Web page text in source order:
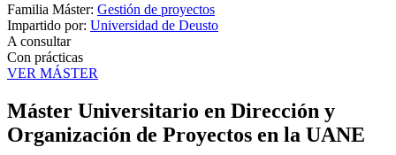
Familia Máster: Gestión de proyectos
Impartido por: Universidad de Deusto
A consultar
Con prácticas
VER MÁSTER
Máster Universitario en Dirección y
Organización de Proyectos en la UANE